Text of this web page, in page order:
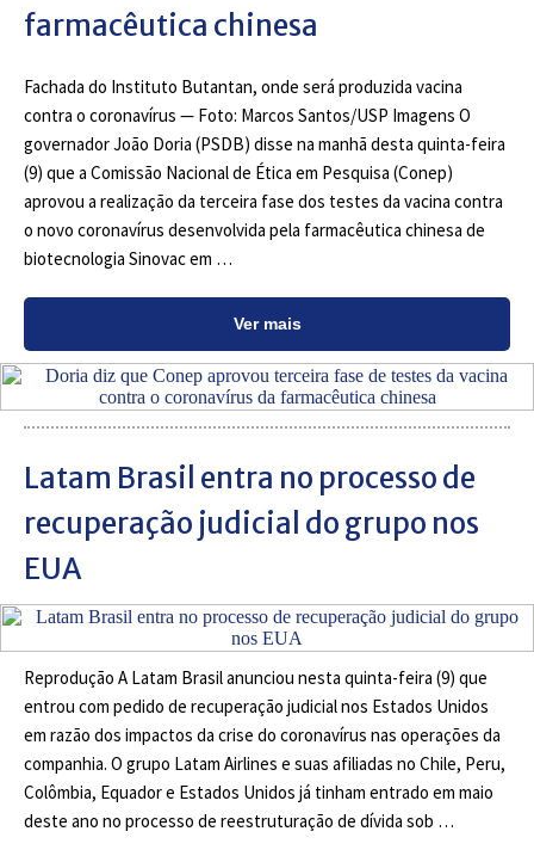
farmacêutica chinesa
Fachada do Instituto Butantan, onde será produzida vacina
contra o coronavírus — Foto: Marcos Santos/USP Imagens O
governador João Doria (PSDB) disse na manhã desta quinta-feira
(9) que a Comissão Nacional de Ética em Pesquisa (Conep)
aprovou a realização da terceira fase dos testes da vacina contra
o novo coronavírus desenvolvida pela farmacêutica chinesa de
biotecnologia Sinovac em …
Ver mais
Latam Brasil entra no processo de
recuperação judicial do grupo nos
EUA
Reprodução A Latam Brasil anunciou nesta quinta-feira (9) que
entrou com pedido de recuperação judicial nos Estados Unidos
em razão dos impactos da crise do coronavírus nas operações da
companhia. O grupo Latam Airlines e suas afiliadas no Chile, Peru,
Colômbia, Equador e Estados Unidos já tinham entrado em maio
deste ano no processo de reestruturação de dívida sob …